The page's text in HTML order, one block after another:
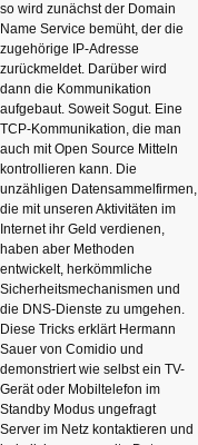
so wird zunächst der Domain
Name Service bemüht, der die
zugehörige IP-Adresse
zurückmeldet. Darüber wird
dann die Kommunikation
aufgebaut. Soweit Sogut. Eine
TCP-Kommunikation, die man
auch mit Open Source Mitteln
kontrollieren kann. Die
unzähligen Datensammelfirmen,
die mit unseren Aktivitäten im
Internet ihr Geld verdienen,
haben aber Methoden
entwickelt, herkömmliche
Sicherheitsmechanismen und
die DNS-Dienste zu umgehen.
Diese Tricks erklärt Hermann
Sauer von Comidio und
demonstriert wie selbst ein TV-
Gerät oder Mobiltelefon im
Standby Modus ungefragt
Server im Netz kontaktieren und